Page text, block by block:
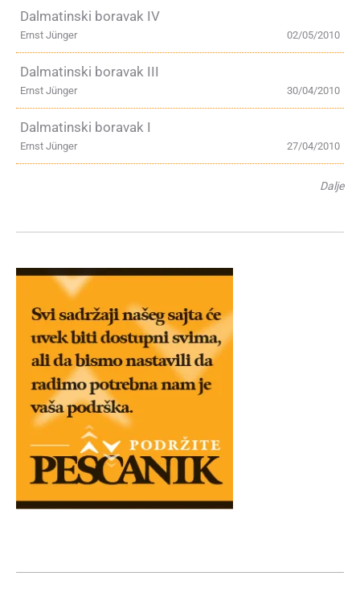
Dalmatinski boravak IV
02/05/2010
Ernst Jünger
Dalmatinski boravak III
30/04/2010
Ernst Jünger
Dalmatinski boravak I
27/04/2010
Ernst Jünger
Dalje